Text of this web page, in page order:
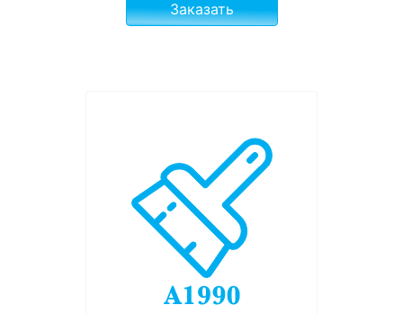
Заказать